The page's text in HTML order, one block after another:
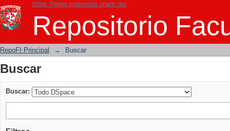
https://www.ingenieria.unam.mx
Repositorio
Buscar
RepoFI Principal → Buscar
Buscar
Buscar: